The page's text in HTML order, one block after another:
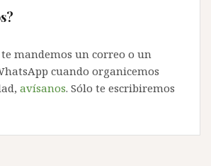
mandemos un correo o un
cuando organicemos
avísanos. Sólo te escribiremos